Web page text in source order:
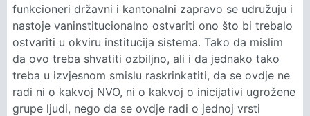
funkcioneri državni i kantonalni zapravo se udružuju i
nastoje vaninstitucionalno ostvariti ono što bi trebalo
ostvariti u okviru institucija sistema. Tako da mislim
da ovo treba shvatiti ozbiljno, ali i da jednako tako
treba u izvjesnom smislu raskrinkatiti, da se ovdje ne
radi ni o kakvoj NVO, ni o kakvoj o inicijativi ugrožene
grupe ljudi, nego da se ovdje radi o jednoj vrsti